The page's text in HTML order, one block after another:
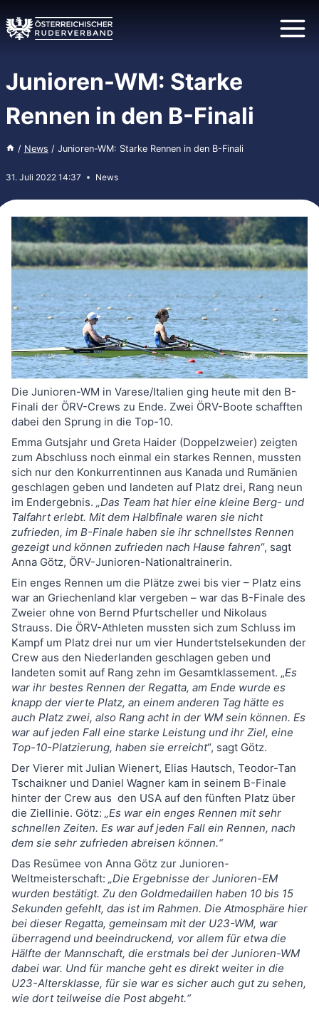
Inhalt
springen
Junioren-WM: Starke
Rennen in den B-Finali
/ News / Junioren-WM: Starke Rennen in den B-Finali
31. Juli 2022 14:37 News
Die Junioren-WM in Varese/Italien ging heute mit den B-
Finali der ÖRV-Crews zu Ende. Zwei ÖRV-Boote schafften
dabei den Sprung in die Top-10.
Emma Gutsjahr und Greta Haider (Doppelzweier) zeigten
zum Abschluss noch einmal ein starkes Rennen, mussten
sich nur den Konkurrentinnen aus Kanada und Rumänien
geschlagen geben und landeten auf Platz drei, Rang neun
im Endergebnis. „Das Team hat hier eine kleine Berg- und
Talfahrt erlebt. Mit dem Halbfinale waren sie nicht
zufrieden, im B-Finale haben sie ihr schnellstes Rennen
gezeigt und können zufrieden nach Hause fahren“, sagt
Anna Götz, ÖRV-Junioren-Nationaltrainerin.
Ein enges Rennen um die Plätze zwei bis vier – Platz eins
war an Griechenland klar vergeben – war das B-Finale des
Zweier ohne von Bernd Pfurtscheller und Nikolaus
Strauss. Die ÖRV-Athleten mussten sich zum Schluss im
Kampf um Platz drei nur um vier Hundertstelsekunden der
Crew aus den Niederlanden geschlagen geben und
landeten somit auf Rang zehn im Gesamtklassement. „Es
war ihr bestes Rennen der Regatta, am Ende wurde es
knapp der vierte Platz, an einem anderen Tag hätte es
auch Platz zwei, also Rang acht in der WM sein können. Es
war auf jeden Fall eine starke Leistung und ihr Ziel, eine
Top-10-Platzierung, haben sie erreicht“, sagt Götz.
Der Vierer mit Julian Wienert, Elias Hautsch, Teodor-Tan
Tschaikner und Daniel Wagner kam in seinem B-Finale
hinter der Crew aus den USA auf den fünften Platz über
die Ziellinie. Götz: „Es war ein enges Rennen mit sehr
schnellen Zeiten. Es war auf jeden Fall ein Rennen, nach
dem sie sehr zufrieden abreisen können.“
Das Resümee von Anna Götz zur Junioren-
Weltmeisterschaft: „Die Ergebnisse der Junioren-EM
wurden bestätigt. Zu den Goldmedaillen haben 10 bis 15
Sekunden gefehlt, das ist im Rahmen. Die Atmosphäre hier
bei dieser Regatta, gemeinsam mit der U23-WM, war
überragend und beeindruckend, vor allem für etwa die
Hälfte der Mannschaft, die erstmals bei der Junioren-WM
dabei war. Und für manche geht es direkt weiter in die
U23-Altersklasse, für sie war es sicher auch gut zu sehen,
wie dort teilweise die Post abgeht.“